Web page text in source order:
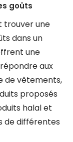
goûts
trouver une
dans un
une
aux
de vêtements,
proposés
halal et
de différentes